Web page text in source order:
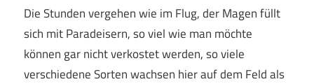
Die Stunden vergehen wie im Flug, der Magen füllt
sich mit Paradeisern, so viel wie man möchte
können gar nicht verkostet werden, so viele
verschiedene Sorten wachsen hier auf dem Feld als